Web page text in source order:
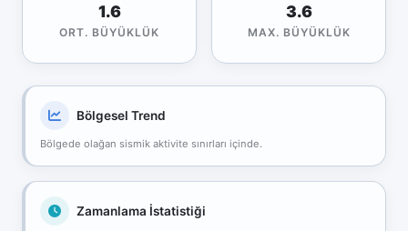
1.6
ORT. BÜYÜKLÜK
3.6
MAX. BÜYÜKLÜK
Bölgesel Trend
Bölgede olağan sismik aktivite sınırları içinde.
Zamanlama İstatistiği